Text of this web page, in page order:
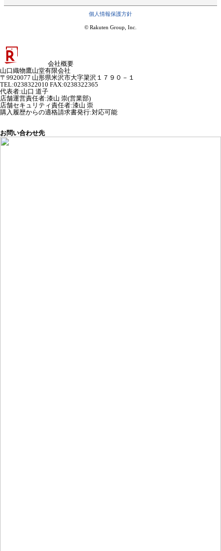
個人情報保護方針
© Rakuten Group, Inc.
会社概要
山口織物鷹山堂有限会社
〒9920077 山形県米沢市大字簗沢１７９０－１
TEL:0238322010 FAX:0238322365
代表者:山口 道子
店舗運営責任者:漆山 崇(営業部)
店舗セキュリティ責任者:漆山 崇
購入履歴からの適格請求書発行:対応可能
お問い合わせ先